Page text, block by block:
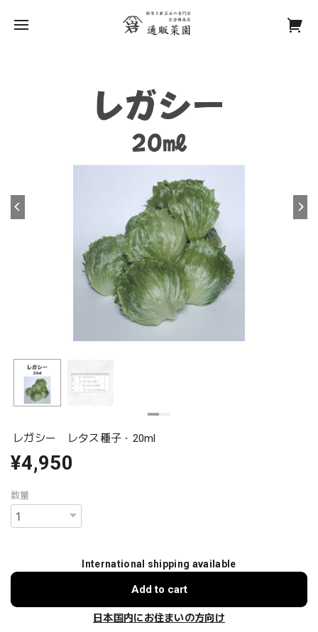
レガシー レタス種子・20ml
¥4,950
数量
International shipping available
Add to cart
日本国内にお住まいの方向け